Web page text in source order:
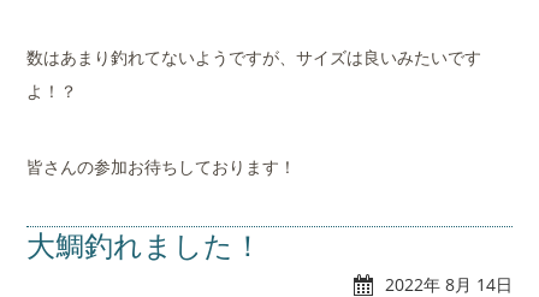
数はあまり釣れてないようですが、サイズは良いみたいです
よ！？
皆さんの参加お待ちしております！
大鯛釣れました！
2022年 8月 14日